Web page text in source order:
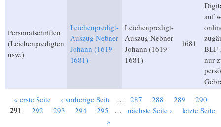
Personalschriften
(Leichenpredigten
usw.)
Leichenpredigt-
Auszug Nebner
Johann (1619-
1681)
Leichenpredigt-
Auszug Nebner
Johann (1619-
1681)
1681
auf
nur
Seiten
« erste Seite ‹ vorherige Seite … 287 288 289 290
291 292 293 294 295 … nächste Seite ›
letzte Seite
»